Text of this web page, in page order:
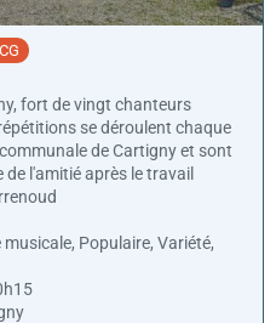
fort de vingt chanteurs
se déroulent chaque
de Cartigny et sont
l'amitié après le travail
Populaire, Variété,